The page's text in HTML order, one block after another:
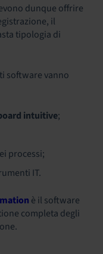
dunque offrire
il
tipologia di
software vanno
intuitive;
processi;
IT.
è il software
completa degli